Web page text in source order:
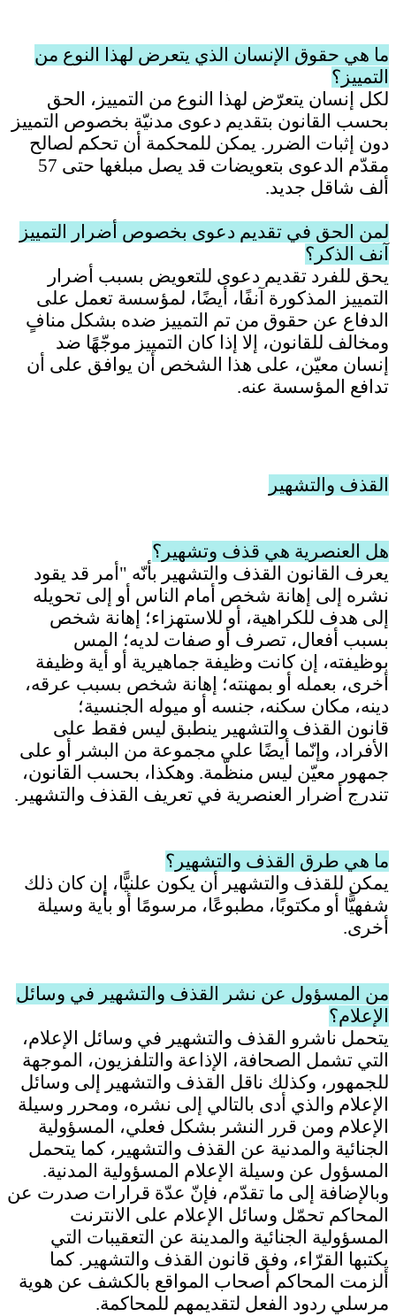
ما هي حقوق الإنسان الذي يتعرض لهذا النوع من
التمييز؟
لكل إنسان يتعرّض لهذا النوع من التمييز، الحق
بحسب القانون بتقديم دعوى مدنيّة بخصوص التمييز
دون إثبات الضرر. يمكن للمحكمة أن تحكم لصالح
مقدّم الدعوى بتعويضات قد يصل مبلغها حتى 57
ألف شاقل جديد.
لمن الحق في تقديم دعوى بخصوص أضرار التمييز
آنف الذكر؟
يحق للفرد تقديم دعوى للتعويض بسبب أضرار
التمييز المذكورة آنفًا، أيضًا، لمؤسسة تعمل على
الدفاع عن حقوق من تم التمييز ضده بشكل منافٍ
ومخالف للقانون، إلا إذا كان التمييز موجّهًا ضد
إنسان معيّن، على هذا الشخص أن يوافق على أن
تدافع المؤسسة عنه.
القذف والتشهير
هل العنصرية هي قذف وتشهير؟
يعرف القانون القذف والتشهير بأنّه "أمر قد يقود
نشره إلى إهانة شخص أمام الناس أو إلى تحويله
إلى هدف للكراهية، أو للاستهزاء؛ إهانة شخص
بسبب أفعال، تصرف أو صفات لديه؛ المس
بوظيفته، إن كانت وظيفة جماهيرية أو أية وظيفة
أخرى، بعمله أو بمهنته؛ إهانة شخص بسبب عرقه،
دينه، مكان سكنه، جنسه أو ميوله الجنسية؛
قانون القذف والتشهير ينطبق ليس فقط على
الأفراد، وإنّما أيضًا على مجموعة من البشر أو على
جمهور معيّن ليس منظّمة. وهكذا، بحسب القانون،
تندرج أضرار العنصرية في تعريف القذف والتشهير.
ما هي طرق القذف والتشهير؟
يمكن للقذف والتشهير أن يكون علنيًّا، إن كان ذلك
شفهيًّا أو مكتوبًا، مطبوعًا، مرسومًا أو بأية وسيلة
أخرى.
من المسؤول عن نشر القذف والتشهير في وسائل
الإعلام؟
يتحمل ناشرو القذف والتشهير في وسائل الإعلام،
التي تشمل الصحافة، الإذاعة والتلفزيون، الموجهة
للجمهور، وكذلك ناقل القذف والتشهير إلى وسائل
الإعلام والذي أدى بالتالي إلى نشره، ومحرر وسيلة
الإعلام ومن قرر النشر بشكل فعلي، المسؤولية
الجنائية والمدنية عن القذف والتشهير، كما يتحمل
المسؤول عن وسيلة الإعلام المسؤولية المدنية.
وبالإضافة إلى ما تقدّم، فإنّ عدّة قرارات صدرت عن
المحاكم تحمّل وسائل الإعلام على الانترنت
المسؤولية الجنائية والمدينة عن التعقيبات التي
يكتبها القرّاء، وفق قانون القذف والتشهير. كما
ألزمت المحاكم أصحاب المواقع بالكشف عن هوية
مرسلي ردود الفعل لتقديمهم للمحاكمة.